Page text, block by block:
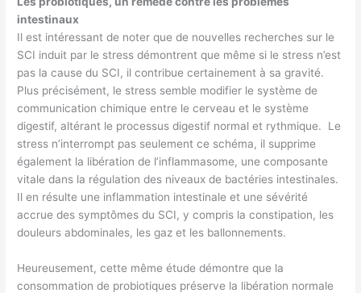
intestinaux
Il est intéressant de noter que de nouvelles recherches sur le
SCI induit par le stress démontrent que même si le stress n’est
pas la cause du SCI, il contribue certainement à sa gravité.
Plus précisément, le stress semble modifier le système de
communication chimique entre le cerveau et le système
digestif, altérant le processus digestif normal et rythmique. Le
stress n’interrompt pas seulement ce schéma, il supprime
également la libération de l’inflammasome, une composante
vitale dans la régulation des niveaux de bactéries intestinales.
Il en résulte une inflammation intestinale et une sévérité
accrue des symptômes du SCI, y compris la constipation, les
douleurs abdominales, les gaz et les ballonnements.
Heureusement, cette même étude démontre que la
consommation de probiotiques préserve la libération normale